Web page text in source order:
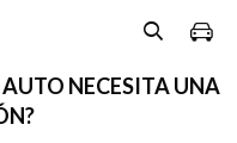
NECESITA UNA